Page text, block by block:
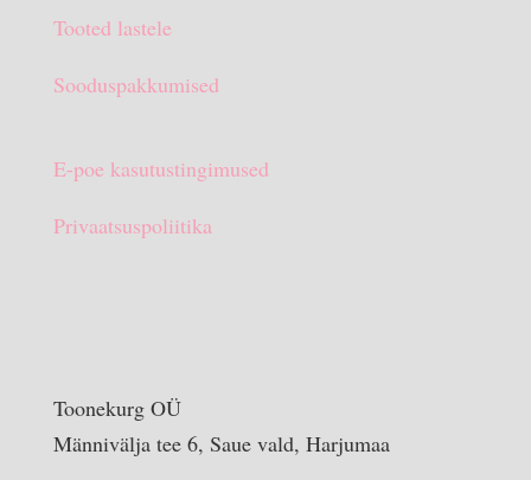
Tooted lastele
Sooduspakkumised
E-poe kasutustingimused
Privaatsuspoliitika
Toonekurg OÜ
Männivälja tee 6, Saue vald, Harjumaa